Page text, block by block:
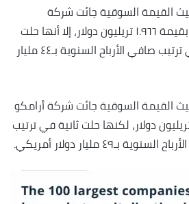
القيمة السوقية جائت شركة
مايكروسوفت الأمريكية بقيمة ١.٩٦٦ تريليون دولار، إلا أنها حلت
في المرتبة الخامسة في ترتيب صافي الأرباح السنوية بـ٤٤ مليار
القيمة السوقية جائت شركة أرامكو
بقيمة ١.٨٩٧ تريليون دولار، لكنها حلت ثانية في ترتيب
مليار دولار أمريكي.